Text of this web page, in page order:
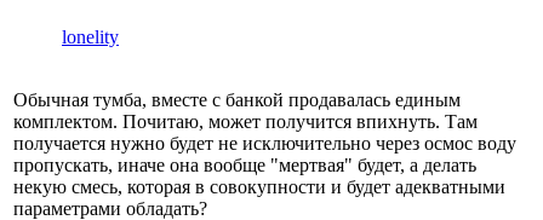
lonelity
Обычная тумба, вместе с банкой продавалась единым
комплектом. Почитаю, может получится впихнуть. Там
получается нужно будет не исключительно через осмос воду
пропускать, иначе она вообще "мертвая" будет, а делать
некую смесь, которая в совокупности и будет адекватными
параметрами обладать?